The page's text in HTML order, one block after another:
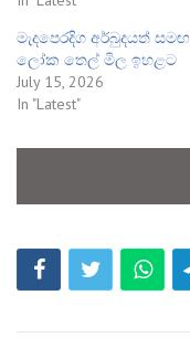
මැදපෙරදිග අර්බුදයත් සමඟ
ලෝක තෙල් මිල ඉහළට
July 15, 2026
In "Latest"